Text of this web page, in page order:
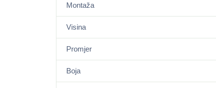
Montaža
Visina
Promjer
Boja